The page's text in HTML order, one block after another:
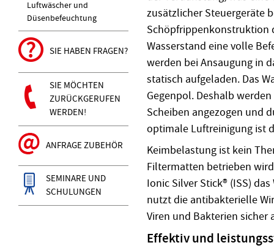
Luftwäscher und
Düsenbefeuchtung
SIE HABEN FRAGEN?
SIE MÖCHTEN
ZURÜCKGERUFEN
WERDEN!
ANFRAGE ZUBEHÖR
SEMINARE UND
SCHULUNGEN
zusätzlicher Steuergeräte
Schöpfrippenkonstruktion
Wasserstand eine volle
werden bei Ansaugung in
statisch aufgeladen. Das
Gegenpol. Deshalb
Scheiben angezogen und
optimale Luftreinigung ist
Keimbelastung ist kein
Filtermatten betrieben
Ionic Silver Stick® (ISS)
nutzt die antibakterielle
Viren und Bakterien sicher
Effektiv und